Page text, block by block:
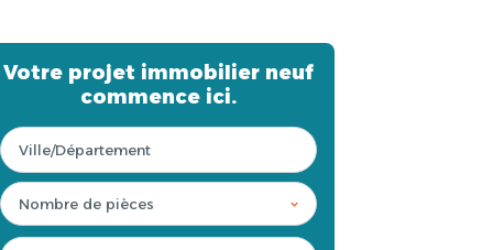
Votre projet immobilier neuf
commence ici.